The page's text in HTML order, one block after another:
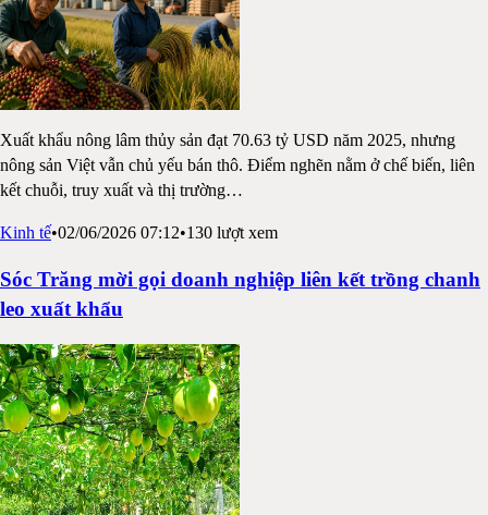
Xuất khẩu nông lâm thủy sản đạt 70.63 tỷ USD năm 2025, nhưng
nông sản Việt vẫn chủ yếu bán thô. Điểm nghẽn nằm ở chế biến, liên
kết chuỗi, truy xuất và thị trường…
Kinh tế•02/06/2026 07:12•130 lượt xem
Sóc Trăng mời gọi doanh nghiệp liên kết trồng chanh
leo xuất khẩu